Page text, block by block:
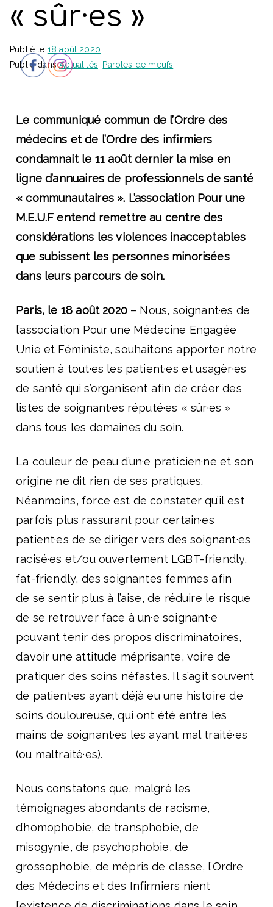
« sûr·es »
Publié le 18 août 2020
Publié dansActualités Paroles de meufs
Le communiqué commun de l’Ordre des
médecins et de l’Ordre des infirmiers
condamnait le 11 août dernier la mise en
ligne d’annuaires de professionnels de santé
« communautaires ». L’association Pour une
M.E.U.F entend remettre au centre des
considérations les violences inacceptables
que subissent les personnes minorisées
dans leurs parcours de soin.
Paris, le 18 août 2020– Nous, soignant·es de
l’association Pour une Médecine Engagée
Unie et Féministe, souhaitons apporter notre
soutien à tout·es les patient·es et usagèr·es
de santé qui s’organisent afin de créer des
listes de soignant·es réputé·es « sûr·es »
dans tous les domaines du soin.
La couleur de peau d’un·e praticien·ne et son
origine ne dit rien de ses pratiques.
Néanmoins, force est de constater qu’il est
parfois plus rassurant pour certain·es
patient·es de se diriger vers des soignant·es
racisé·es et/ou ouvertement LGBT-friendly,
fat-friendly, des soignantes femmes afin
de se sentir plus à l’aise, de réduire le risque
de se retrouver face à un·e soignant·e
pouvant tenir des propos discriminatoires,
d’avoir une attitude méprisante, voire de
pratiquer des soins néfastes. Il s’agit souvent
de patient·es ayant déjà eu une histoire de
soins douloureuse, qui ont été entre les
mains de soignant·es les ayant mal traité·es
(ou maltraité·es).
Nous constatons que, malgré les
témoignages abondants de racisme,
d’homophobie, de transphobie, de
misogynie, de psychophobie, de
grossophobie, de mépris de classe, l’Ordre
des Médecins et des Infirmiers nient